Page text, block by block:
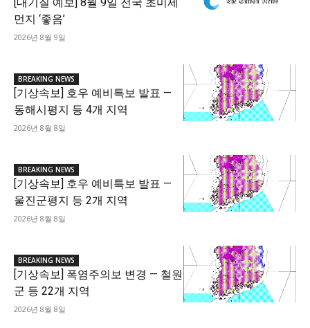
[대기질 예보] 8월 9일 전국 초미세
먼지 ‘좋음’
2026년 8월 9일
BREAKING NEWS
[기상속보] 호우 예비특보 발표 —
동해시평지 등 4개 지역
2026년 8월 8일
BREAKING NEWS
[기상속보] 호우 예비특보 발표 —
울진군평지 등 2개 지역
2026년 8월 8일
BREAKING NEWS
[기상속보] 폭염주의보 변경 — 철원
군 등 22개 지역
2026년 8월 8일